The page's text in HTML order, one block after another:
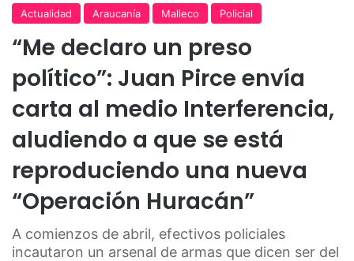
Actualidad Araucanía Malleco Policial
“Me declaro un preso
político”: Juan Pirce envía
carta al medio Interferencia,
aludiendo a que se está
reproduciendo una nueva
“Operación Huracán”
A comienzos de abril, efectivos policiales
incautaron un arsenal de armas que dicen ser del